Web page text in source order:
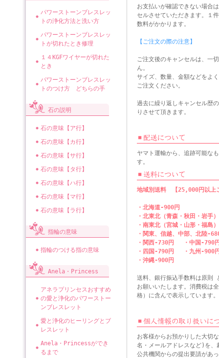
パワーストーンブレスレッ
トの浄化方法と洗い方
パワーストーンブレスレッ
トが切れたとき修理
１４KGFワイヤーが切れた
とき
パワーストーンブレスレッ
トのつけ方 どちらの手
石の説明
石の意味【ア行】
石の意味【カ行】
石の意味【サ行】
石の意味【タ行】
石の意味【ハ行】
石の意味【マ行】
石の意味【ラ行】
指輪の意味
指輪のつける指の意味
Anela・Princess
アネラプリンセスおすすめ
の愛と浄化のパワーストー
ンブレスレット
愛と浄化のヒーリングとブ
レスレット
Anela・Princessができ
るまで
お支払いが確認できない場合
セルさせていただきます。１
数料がかかります。
【ご注文の際の注意】
ご注文後のキャンセルは、一
ん。
サイズ、数量、金額などをよ
ご注文ください。
過去に繰り返しキャンセル歴
りさせて頂きます。
ヤマト運輸から、追跡可能な
す。
地域別送料 【25,000円以上
・北海道-900円
・北東北（青森・秋田・岩手
・南東北（宮城・山形・福島
・関東、信越、中部、北陸-
・関西-730円 ・中国-790
・四国-790円 ・九州-900
・沖縄-900円
送料、銀行振込手数料は原則
お願いいたします。消費税は
格）に含んで表示しています。
お客様からお預かりした大切
名・メールアドレスなど)を、
公共機関からの提出要請があ